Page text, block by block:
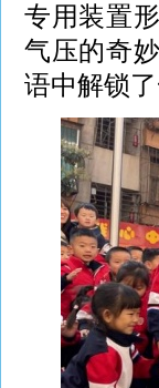
专用装置
气压的奇
语中解锁